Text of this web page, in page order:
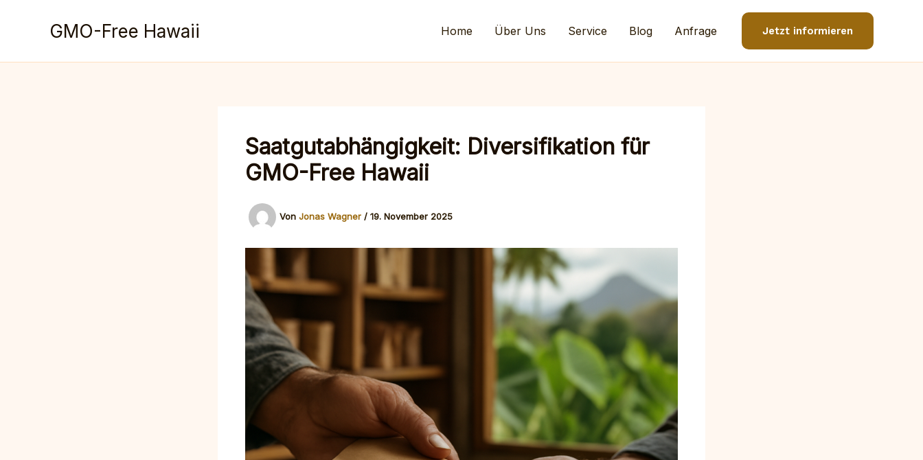
GMO-Free Hawaii Home Über Uns Service Blog Anfrage Jetzt informieren
Saatgutabhängigkeit: Diversifikation für
GMO-Free Hawaii
Von Jonas Wagner / 19. November 2025